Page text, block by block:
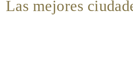
Las mejores